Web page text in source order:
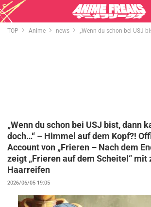
TOP Anime news „Wenn du schon bei USJ
„Wenn du schon bei USJ bist, dann
doch…“ – Himmel auf dem Kopf?!
Account von „Frieren – Nach dem
zeigt „Frieren auf dem Scheitel“ mit
Haarreifen
2026/06/05 19:05